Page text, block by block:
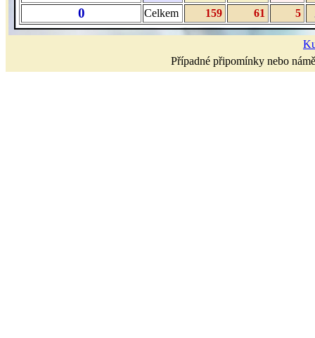
0 Celkem 159 61 5
Případné připomínky nebo